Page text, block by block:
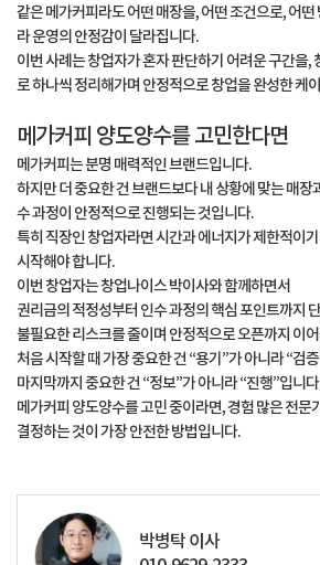
같은 메가커피라도 어떤 매장을, 어떤 조건으로, 어
라 운영의 안정감이 달라집니다.
이번 사례는 창업자가 혼자 판단하기 어려운 구간을,
로 하나씩 정리해가며 안정적으로 창업을 완성한 케
메가커피 양도양수를 고민한다면
메가커피는 분명 매력적인 브랜드입니다.
하지만 더 중요한 건 브랜드보다 내 상황에 맞는 매장
수 과정이 안정적으로 진행되는 것입니다.
특히 직장인 창업자라면 시간과 에너지가 제한적이
시작해야 합니다.
이번 창업자는 창업나이스 박이사와 함께하면서
권리금의 적정성부터 인수 과정의 핵심 포인트까지
불필요한 리스크를 줄이며 안정적으로 오픈까지 이
처음 시작할 때 가장 중요한 건 “용기”가 아니라 “검
마지막까지 중요한 건 “정보”가 아니라 “진행”입니
메가커피 양도양수를 고민 중이라면, 경험 많은 전문
결정하는 것이 가장 안전한 방법입니다.
박병탁 이사